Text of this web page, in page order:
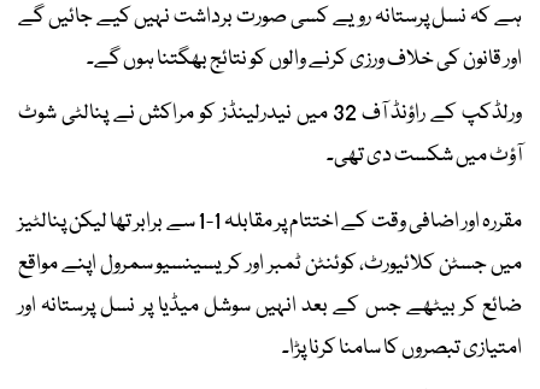
ہے کہ نسل پرستانہ رویے کسی صورت برداشت نہیں کیے جائیں گے
اور قانون کی خلاف ورزی کرنے والوں کو نتائج بھگتنا ہوں گے۔
ورلڈکپ کے راؤنڈ آف 32 میں نیدرلینڈز کو مراکش نے پنالٹی شوٹ
آؤٹ میں شکست دی تھی۔
مقررہ اور اضافی وقت کے اختتام پر مقابلہ 1-1 سے برابر تھا لیکن پنالٹیز
میں جسٹن کلائیورٹ، کوئنٹن ٹمبر اور کریسینسیو سمرول اپنے مواقع
ضائع کر بیٹھے جس کے بعد انہیں سوشل میڈیا پر نسل پرستانہ اور
امتیازی تبصروں کا سامنا کرنا پڑا۔